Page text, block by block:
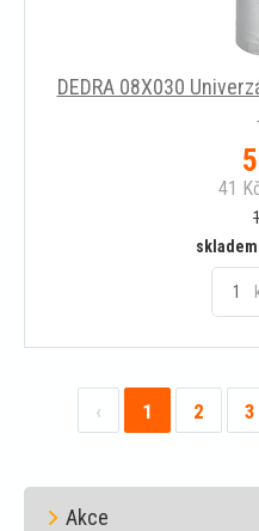
DEDRA 08X030
41
‹ 1 2 3
Akce